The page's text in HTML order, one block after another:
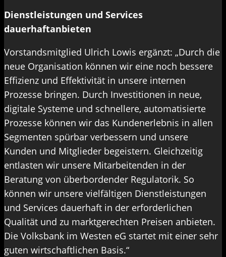
Dienstleistungen und Services
dauerhaftanbieten
Vorstandsmitglied Ulrich Lowis ergänzt: „Durch die
neue Organisation können wir eine noch bessere
Effizienz und Effektivität in unsere internen
Prozesse bringen. Durch Investitionen in neue,
digitale Systeme und schnellere, automatisierte
Prozesse können wir das Kundenerlebnis in allen
Segmenten spürbar verbessern und unsere
Kunden und Mitglieder begeistern. Gleichzeitig
entlasten wir unsere Mitarbeitenden in der
Beratung von überbordender Regulatorik. So
können wir unsere vielfältigen Dienstleistungen
und Services dauerhaft in der erforderlichen
Qualität und zu marktgerechten Preisen anbieten.
Die Volksbank im Westen eG startet mit einer sehr
guten wirtschaftlichen Basis.“